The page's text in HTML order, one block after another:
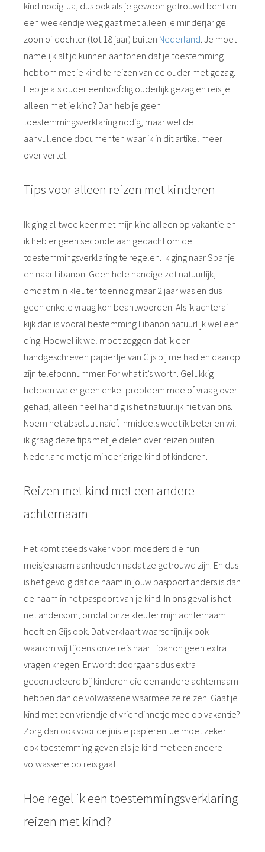
kind nodig. Ja, dus ook als je gewoon getrouwd bent en
een weekendje weg gaat met alleen je minderjarige
zoon of dochter (tot 18 jaar) buiten Nederland . Je moet
namelijk altijd kunnen aantonen dat je toestemming
hebt om met je kind te reizen van de ouder met gezag.
Heb je als ouder eenhoofdig ouderlijk gezag en reis je
alleen met je kind? Dan heb je geen
toestemmingsverklaring nodig, maar wel de
aanvullende documenten waar ik in dit artikel meer
over vertel.
Tips voor alleen reizen met kinderen
Ik ging al twee keer met mijn kind alleen op vakantie en
ik heb er geen seconde aan gedacht om de
toestemmingsverklaring te regelen. Ik ging naar Spanje
en naar Libanon. Geen hele handige zet natuurlijk,
omdat mijn kleuter toen nog maar 2 jaar was en dus
geen enkele vraag kon beantwoorden. Als ik achteraf
kijk dan is vooral bestemming Libanon natuurlijk wel een
ding. Hoewel ik wel moet zeggen dat ik een
handgeschreven papiertje van Gijs bij me had en daarop
zijn telefoonnummer. For what it’s worth. Gelukkig
hebben we er geen enkel probleem mee of vraag over
gehad, alleen heel handig is het natuurlijk niet van ons.
Noem het absoluut naïef. Inmiddels weet ik beter en wil
ik graag deze tips met je delen over reizen buiten
Nederland met je minderjarige kind of kinderen.
Reizen met kind met een andere
achternaam
Het komt steeds vaker voor: moeders die hun
meisjesnaam aanhouden nadat ze getrouwd zijn. En dus
is het gevolg dat de naam in jouw paspoort anders is dan
de naam in het paspoort van je kind. In ons geval is het
net andersom, omdat onze kleuter mijn achternaam
heeft en Gijs ook. Dat verklaart waarschijnlijk ook
waarom wij tijdens onze reis naar Libanon geen extra
vragen kregen. Er wordt doorgaans dus extra
gecontroleerd bij kinderen die een andere achternaam
hebben dan de volwassene waarmee ze reizen. Gaat je
kind met een vriendje of vriendinnetje mee op vakantie?
Zorg dan ook voor de juiste papieren. Je moet zeker
ook toestemming geven als je kind met een andere
volwassene op reis gaat.
Hoe regel ik een toestemmingsverklaring
reizen met kind?